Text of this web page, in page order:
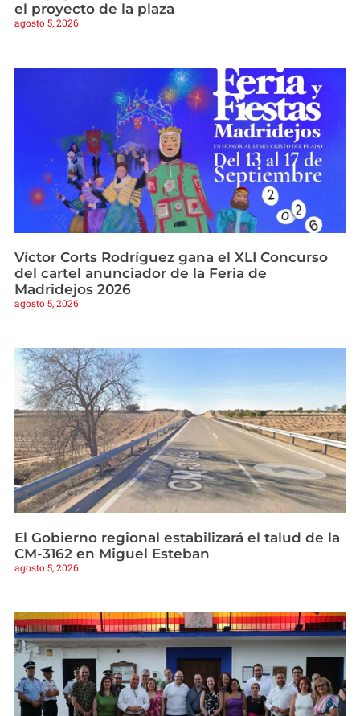
el proyecto de la plaza
agosto 5, 2026
Víctor Corts Rodríguez gana el XLI Concurso
del cartel anunciador de la Feria de
Madridejos 2026
agosto 5, 2026
El Gobierno regional estabilizará el talud de la
CM-3162 en Miguel Esteban
agosto 5, 2026